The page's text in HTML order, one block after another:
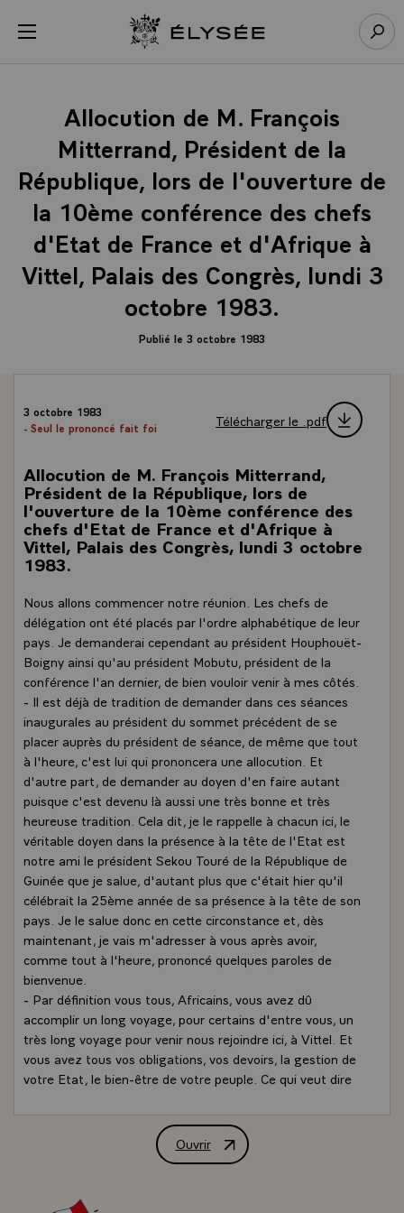
menu Retour à l’accueil Élysée
Allocution de M. François
Mitterrand, Président de la
République, lors de l'ouverture de
la 10ème conférence des chefs
d'Etat de France et d'Afrique à
Vittel, Palais des Congrès, lundi 3
octobre 1983.
Publié le 3 octobre 1983
3 octobre 1983
- Seul le prononcé fait foi
Télécharger le .pdf
Allocution de M. François Mitterrand,
Président de la République, lors de
l'ouverture de la 10ème conférence des
chefs d'Etat de France et d'Afrique à
Vittel, Palais des Congrès, lundi 3 octobre
1983.
Nous allons commencer notre réunion. Les chefs de
délégation ont été placés par l'ordre alphabétique de leur
pays. Je demanderai cependant au président Houphouët-
Boigny ainsi qu'au président Mobutu, président de la
conférence l'an dernier, de bien vouloir venir à mes côtés.
- Il est déjà de tradition de demander dans ces séances
inaugurales au président du sommet précédent de se
placer auprès du président de séance, de même que tout
à l'heure, c'est lui qui prononcera une allocution. Et
d'autre part, de demander au doyen d'en faire autant
puisque c'est devenu là aussi une très bonne et très
heureuse tradition. Cela dit, je le rappelle à chacun ici, le
véritable doyen dans la présence à la tête de l'Etat est
notre ami le président Sekou Touré de la République de
Guinée que je salue, d'autant plus que c'était hier qu'il
célébrait la 25ème année de sa présence à la tête de son
pays. Je le salue donc en cette circonstance et, dès
maintenant, je vais m'adresser à vous après avoir,
comme tout à l'heure, prononcé quelques paroles de
bienvenue.
- Par définition vous tous, Africains, vous avez dû
accomplir un long voyage, pour certains d'entre vous, un
très long voyage pour venir nous rejoindre ici, à Vittel. Et
vous avez tous vos obligations, vos devoirs, la gestion de
votre Etat, le bien-être de votre peuple. Ce qui veut dire
sacrifier autre chose et j'y suis très sensible, afin d'une
part de vous retrouver entre vous, de nous retrouver
cela a été fait déjà souvent - puisque c'est la 10ème
Ouvrir
Allocution de M. François Mitterrand,
Panneau de gestion des cookies